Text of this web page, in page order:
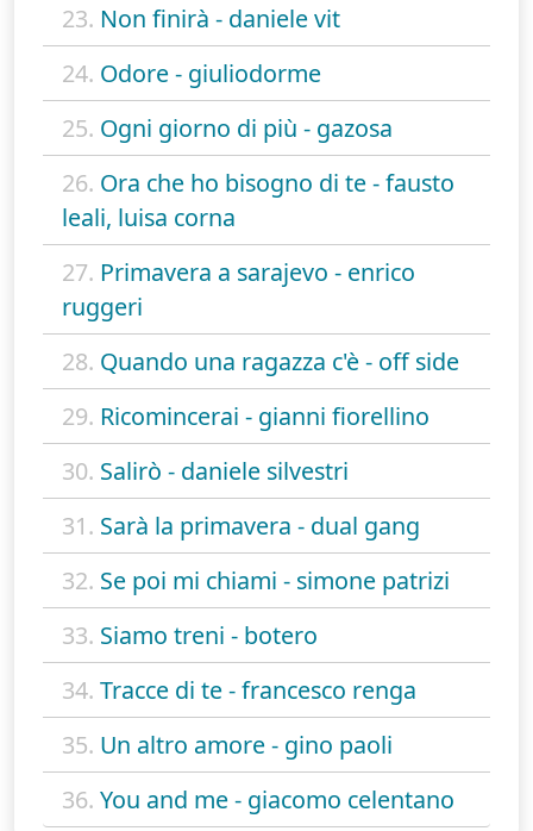
23. Non finirà - daniele vit
24. Odore - giuliodorme
25. Ogni giorno di più - gazosa
26. Ora che ho bisogno di te - fausto
leali, luisa corna
27. Primavera a sarajevo - enrico
ruggeri
28. Quando una ragazza c'è - off side
29. Ricomincerai - gianni fiorellino
30. Salirò - daniele silvestri
31. Sarà la primavera - dual gang
32. Se poi mi chiami - simone patrizi
33. Siamo treni - botero
34. Tracce di te - francesco renga
35. Un altro amore - gino paoli
36. You and me - giacomo celentano